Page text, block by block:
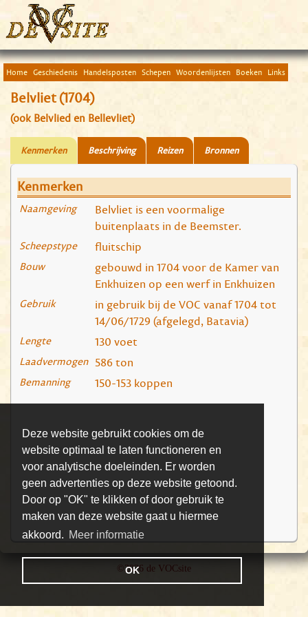
Deze website gebruikt cookies om de
website optimaal te laten functioneren en
voor analytische doeleinden. Er worden
geen advertenties op deze website getoond.
Door op "OK" te klikken of door gebruik te
maken van deze website gaat u hiermee
akkoord. Meer informatie
OK
Home Geschiedenis Handelsposten Schepen Woordenlijsten Boeken Links
Belvliet (1704)
(ook Belvlied en Bellevliet)
Kenmerken Beschrijving Reizen Bronnen
Kenmerken
Naamgeving
Belvliet is een voormalige
buitenplaats in de Beemster.
Scheepstype fluitschip
Bouw
gebouwd in 1704 voor de Kamer van
Enkhuizen op een werf in Enkhuizen
Gebruik
in gebruik bij de VOC vanaf 1704 tot
14/06/1729 (afgelegd, Batavia)
Lengte 130 voet
Laadvermogen 586 ton
Bemanning 150-153 koppen
©2026 de VOCsite